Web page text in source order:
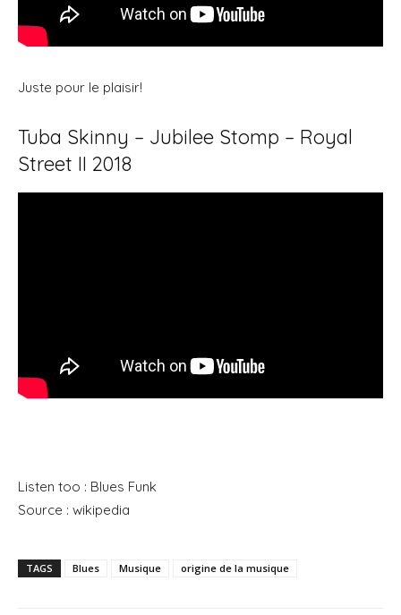
Juste pour le plaisir!
Tuba Skinny – Jubilee Stomp – Royal
Street II 2018
Listen too : Blues Funk
Source : wikipedia
TAGS Blues Musique origine de la musique